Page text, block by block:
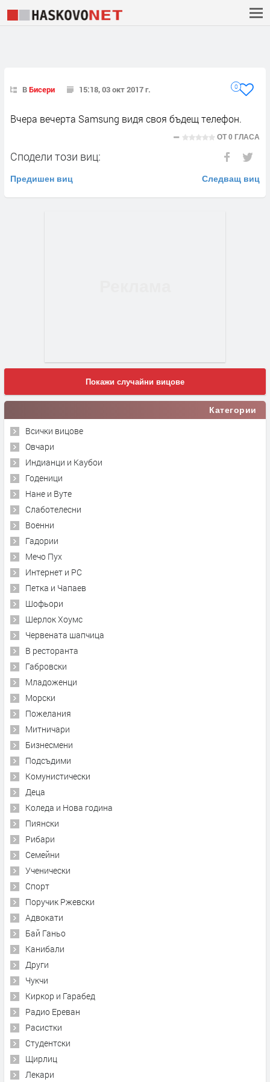
ВБисери 15:18, 03 окт 2017 г. 0
Вчера вечерта Samsung видя своя бъдещ телефон.
ОТ0 ГЛАСА
Сподели този виц:
Предишен виц Следващ виц
Покажи случайни вицове
Категории
Всички вицове
Овчари
Индианци и Каубои
Годеници
Нане и Вуте
Слаботелесни
Военни
Гадории
Мечо Пух
Интернет и PC
Петка и Чапаев
Шофьори
Шерлок Хоумс
Червената шапчица
В ресторанта
Габровски
Младоженци
Морски
Пожелания
Митничари
Бизнесмени
Подсъдими
Комунистически
Деца
Коледа и Нова година
Пиянски
Рибари
Семейни
Ученически
Спорт
Поручик Ржевски
Адвокати
Бай Ганьо
Канибали
Други
Чукчи
Киркор и Гарабед
Радио Ереван
Расистки
Студентски
Щирлиц
Лекари